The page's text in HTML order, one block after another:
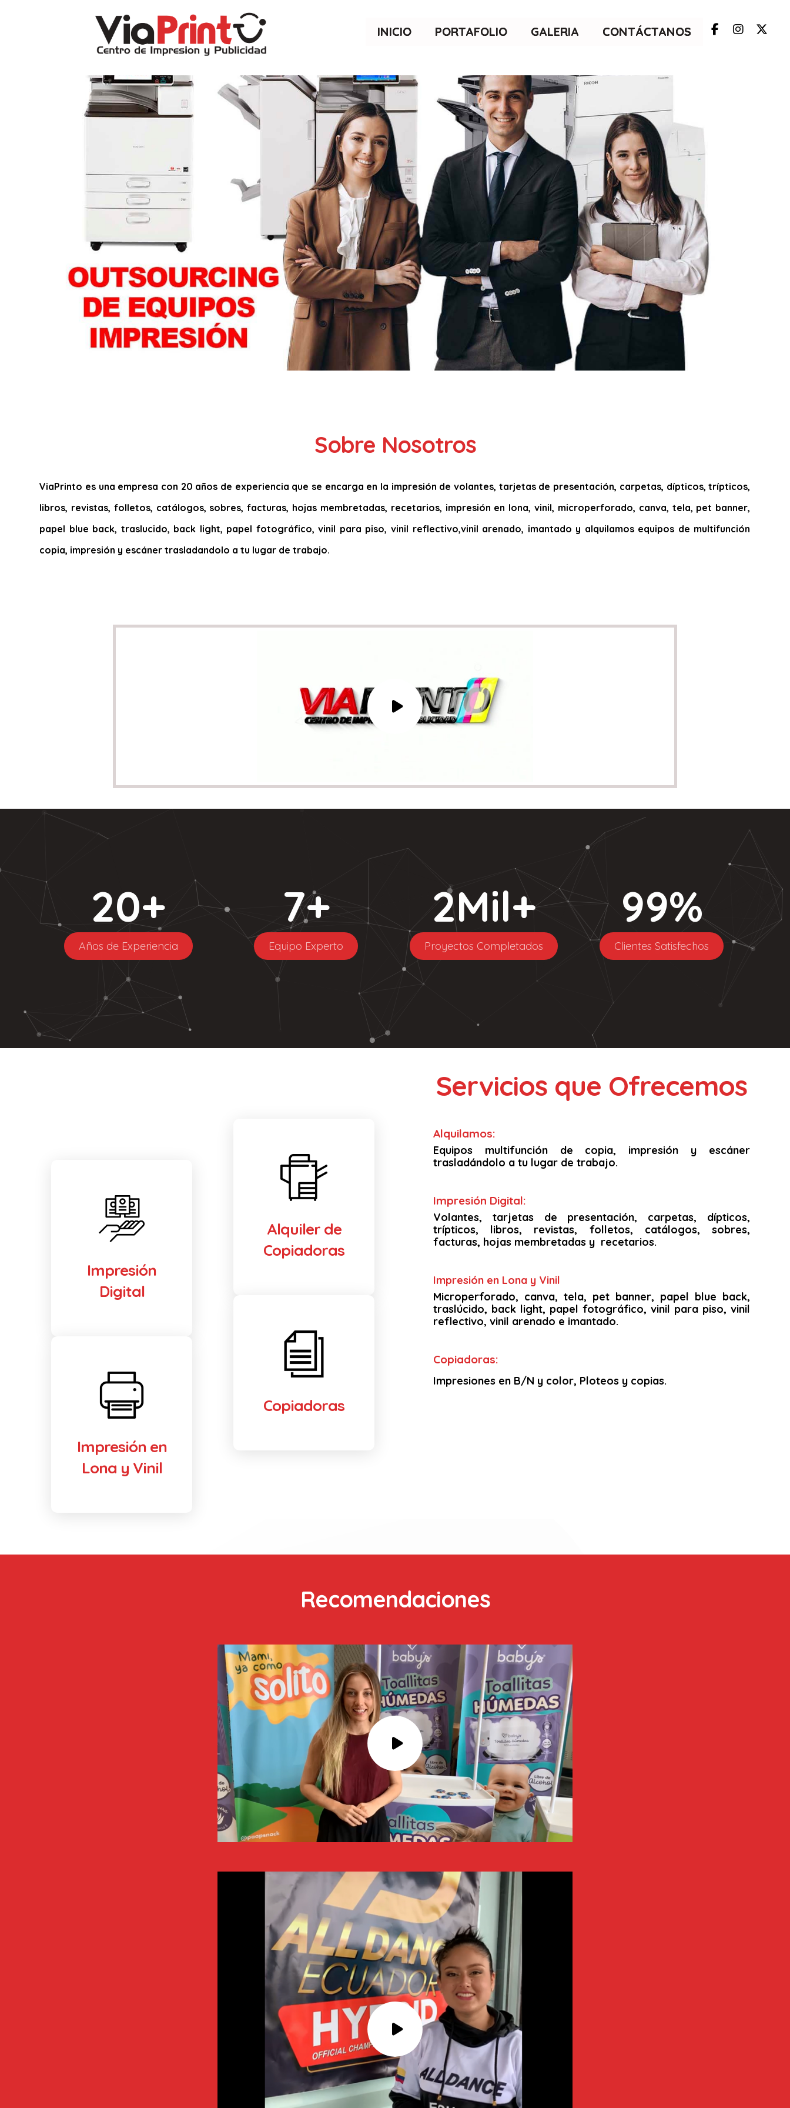
INICIO PORTAFOLIO GALERIA CONTÁCTANOS
Sobre Nosotros
ViaPrinto es una empresa con 20 años de experiencia que se encarga en la impresión de volantes, tarjetas de presentación, carpetas, dípticos, trípticos,
libros, revistas, folletos, catálogos, sobres, facturas, hojas membretadas, recetarios, impresión en lona, vinil, microperforado, canva, tela, pet banner,
papel blue back, traslucido, back light, papel fotográfico, vinil para piso, vinil reflectivo,vinil arenado, imantado y alquilamos equipos de multifunción
copia, impresión y escáner trasladandolo a tu lugar de trabajo.
20+
Años de Experiencia
7+
Equipo Experto
2Mil+
Proyectos Completados
99%
Clientes Satisfechos
Impresión
Digital
Impresión en
Lona y Vinil
Alquiler de
Copiadoras
Copiadoras
Servicios que Ofrecemos
Alquilamos:
Equipos multifunción de copia, impresión y escáner
trasladándolo a tu lugar de trabajo.
Impresión Digital:
Volantes, tarjetas de presentación, carpetas, dípticos,
trípticos, libros, revistas, folletos, catálogos, sobres,
facturas, hojas membretadas y recetarios.
Impresión en Lona y Vinil
Microperforado, canva, tela, pet banner, papel blue back,
traslúcido, back light, papel fotográfico, vinil para piso, vinil
reflectivo, vinil arenado e imantado.
Copiadoras:
Impresiones en B/N y color, Ploteos y copias.
Recomendaciones